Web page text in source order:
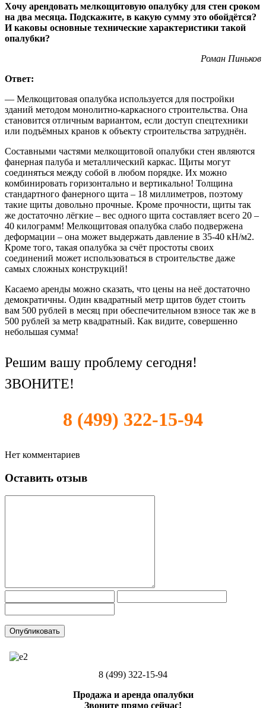
Хочу арендовать мелкощитовую опалубку для стен сроком
на два месяца. Подскажите, в какую сумму это обойдётся?
И каковы основные технические характеристики такой
опалубки?
Роман Пиньков
Ответ:
— Мелкощитовая опалубка используется для постройки
зданий методом монолитно-каркасного строительства. Она
становится отличным вариантом, если доступ спецтехники
или подъёмных кранов к объекту строительства затруднён.
Составными частями мелкощитовой опалубки стен являются
фанерная палуба и металлический каркас. Щиты могут
соединяться между собой в любом порядке. Их можно
комбинировать горизонтально и вертикально! Толщина
стандартного фанерного щита – 18 миллиметров, поэтому
такие щиты довольно прочные. Кроме прочности, щиты так
же достаточно лёгкие – вес одного щита составляет всего 20 –
40 килограмм! Мелкощитовая опалубка слабо подвержена
деформации – она может выдержать давление в 35-40 кН/м2.
Кроме того, такая опалубка за счёт простоты своих
соединений может использоваться в строительстве даже
самых сложных конструкций!
Касаемо аренды можно сказать, что цены на неё достаточно
демократичны. Один квадратный метр щитов будет стоить
вам 500 рублей в месяц при обеспечительном взносе так же в
500 рублей за метр квадратный. Как видите, совершенно
небольшая сумма!
Решим вашу проблему сегодня!
ЗВОНИТЕ!
8 (499) 322-15-94
Нет комментариев
Оставить отзыв
8 (499) 322-15-94
Продажа и аренда опалубки
Звоните прямо сейчас!